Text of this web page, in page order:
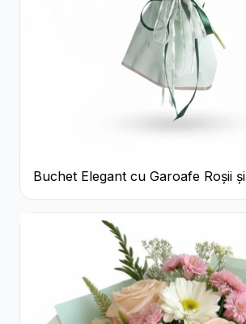
Buchet Elegant cu Garoafe Roșii și
Floarea Miresei